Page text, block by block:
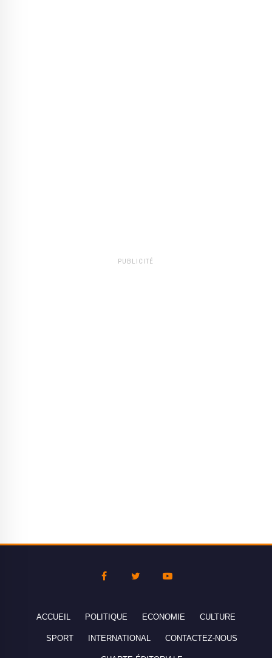
PUBLICITÉ
ACCUEIL POLITIQUE ECONOMIE CULTURE
SPORT INTERNATIONAL CONTACTEZ-NOUS